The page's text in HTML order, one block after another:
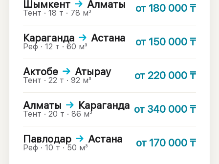
Шымкент → Алматы
Тент · 18 т · 78 м³ от 180 000 ₸
Караганда → Астана
Реф · 12 т · 60 м³ от 150 000 ₸
Актобе → Атырау
Тент · 22 т · 92 м³ от 220 000 ₸
Алматы → Караганда
Тент · 20 т · 86 м³ от 340 000 ₸
Павлодар → Астана
Реф · 10 т · 50 м³ от 170 000 ₸